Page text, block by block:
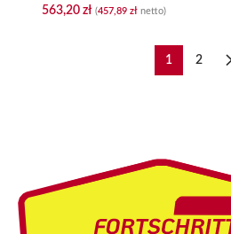
563,20 zł (457,89 zł netto)
1 2